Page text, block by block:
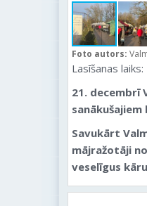
Foto autors:
Lasīšanas laiks:
21. decembrī
Savukārt
mājražotāji
veselīgus